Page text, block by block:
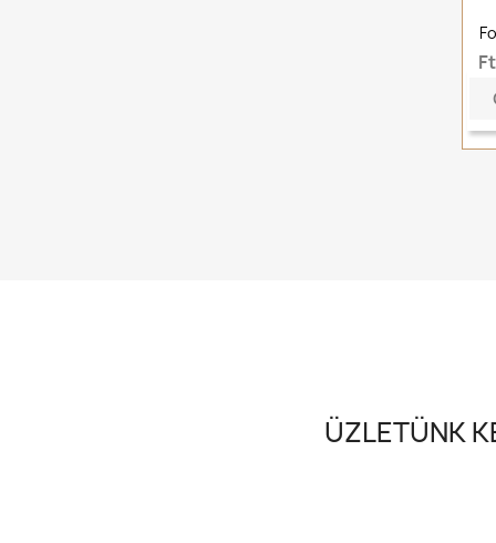
ÜZLETÜNK